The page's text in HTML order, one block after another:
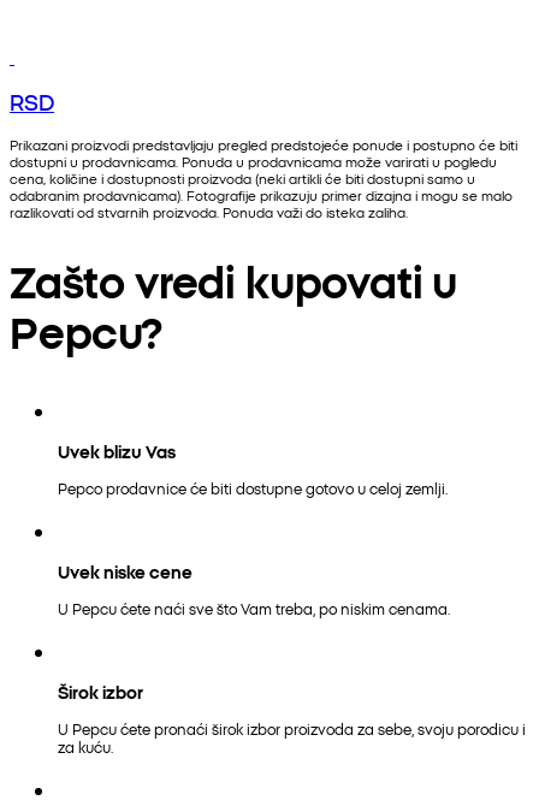
RSD
Prikazani proizvodi predstavljaju pregled predstojeće ponude i postupno će biti
dostupni u prodavnicama. Ponuda u prodavnicama može varirati u pogledu
cena, količine i dostupnosti proizvoda (neki artikli će biti dostupni samo u
odabranim prodavnicama). Fotografije prikazuju primer dizajna i mogu se malo
razlikovati od stvarnih proizvoda. Ponuda važi do isteka zaliha.
Zašto vredi kupovati u
Pepcu?
Uvek blizu Vas
Pepco prodavnice će biti dostupne gotovo u celoj zemlji.
Uvek niske cene
U Pepcu ćete naći sve što Vam treba, po niskim cenama.
Širok izbor
U Pepcu ćete pronaći širok izbor proizvoda za sebe, svoju porodicu i
za kuću.